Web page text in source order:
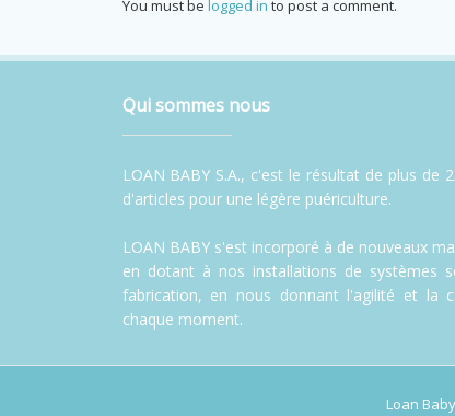
You must be logged in to post a comment.
Qui sommes nous
LOAN BABY S.A., c'est le résultat de plus de
d'articles pour une légère puériculture.
LOAN BABY s'est incorporé à de nouveaux
en dotant à nos installations de systèmes
fabrication, en nous donnant l'agilité et la
chaque moment.
Loan